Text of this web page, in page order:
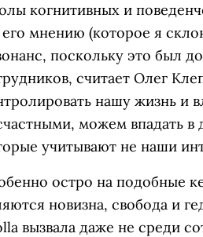
когнитивных и
мнению (которое я
поскольку это был
считает Олег
нашу жизнь и
можем впадать в
учитывают не наши
остро на подобные
новизна, свобода и
вызвала даже не среди